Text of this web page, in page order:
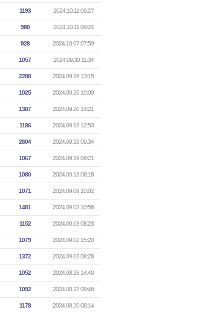
1193 2024.10.11 09:27
980 2024.10.11 09:24
928 2024.10.07 07:59
1057 2024.09.30 11:34
2288 2024.09.26 13:15
1025 2024.09.26 10:09
1387 2024.09.20 14:21
1186 2024.09.19 12:53
2604 2024.09.19 09:34
1067 2024.09.19 09:21
1080 2024.09.13 08:18
1071 2024.09.09 10:02
1481 2024.09.03 10:56
1152 2024.09.03 08:23
1079 2024.09.02 15:20
1372 2024.09.02 08:28
1052 2024.08.28 14:40
1092 2024.08.27 09:46
1178 2024.08.20 08:14